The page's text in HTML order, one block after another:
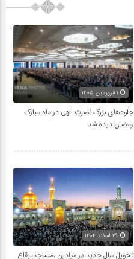
جلوه‌های بزرگ نصرت الهی در ماه مبارک
رمضان دیده شد
تحویل سال‌ جدید در میادین ،مساجد، بقاع